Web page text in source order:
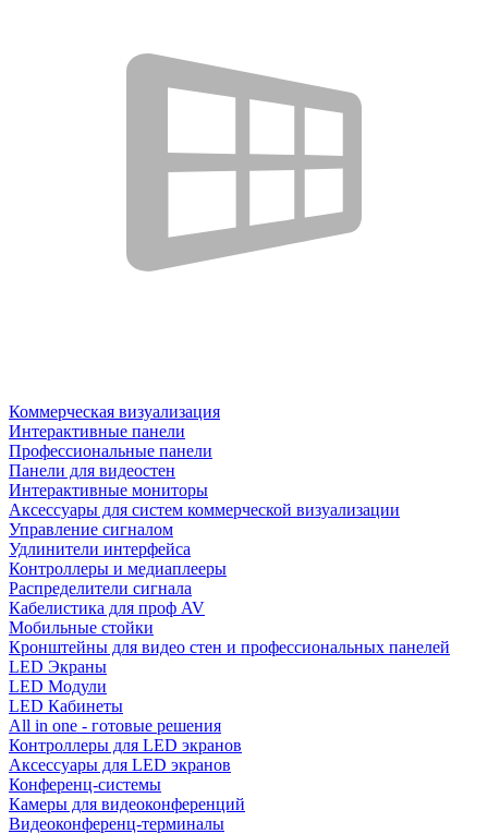
Коммерческая визуализация
Интерактивные панели
Профессиональные панели
Панели для видеостен
Интерактивные мониторы
Аксессуары для систем коммерческой визуализации
Управление сигналом
Удлинители интерфейса
Контроллеры и медиаплееры
Распределители сигнала
Кабелистика для проф AV
Мобильные стойки
Кронштейны для видео стен и профессиональных панелей
LED Экраны
LED Модули
LED Кабинеты
All in one - готовые решения
Контроллеры для LED экранов
Аксессуары для LED экранов
Конференц-системы
Камеры для видеоконференций
Видеоконференц-терминалы